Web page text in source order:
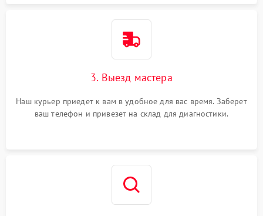
3. Выезд мастера
Наш курьер приедет к вам в удобное для вас время. Заберет
ваш телефон и привезет на склад для диагностики.